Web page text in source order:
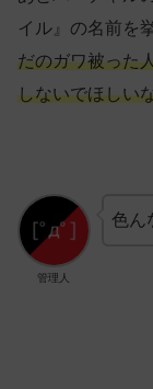
イル』の名前を
だのガワ被った
しないでほしい
管理人
色ん